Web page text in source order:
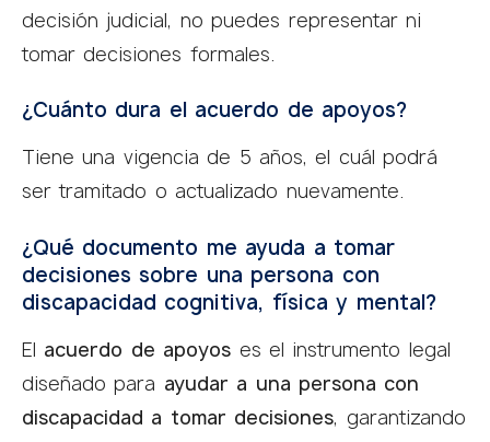
decisión judicial, no puedes representar ni
tomar decisiones formales.
¿Cuánto dura el acuerdo de apoyos?
Tiene una vigencia de 5 años, el cuál podrá
ser tramitado o actualizado nuevamente.
¿Qué documento me ayuda a tomar
decisiones sobre una persona con
discapacidad cognitiva, física y mental?
El acuerdo de apoyos es el instrumento legal
diseñado para ayudar a una persona con
discapacidad a tomar decisiones, garantizando